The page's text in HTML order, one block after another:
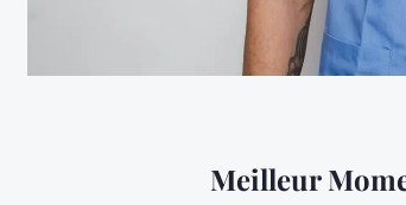
Meilleur